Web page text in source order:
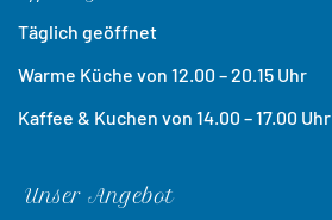
Täglich geöffnet
Warme Küche von 12.00 – 20.15 Uhr
Kaffee & Kuchen von 14.00 – 17.00 Uhr
Unser Angebot